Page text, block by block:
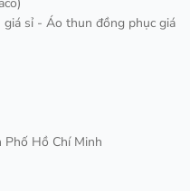
sỉ - Áo thun đồng phục giá
Phố Hồ Chí Minh